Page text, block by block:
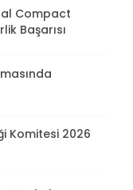
Compact
Başarısı
Komitesi 2026